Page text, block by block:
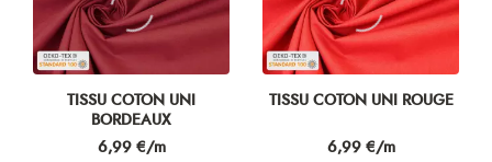
TISSU COTON UNI
BORDEAUX
Prix
6,99 €/m
TISSU COTON UNI ROUGE
Prix
6,99 €/m